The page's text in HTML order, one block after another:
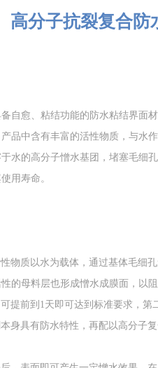
高分子抗裂复合防
自愈、粘结功能的防水粘结界面
品中含有丰富的活性物质，与水
水的高分子憎水基团，堵塞毛细
用寿命。
质以水为载体，通过基体毛细
的母料层也形成憎水成膜面，以
前到1天即可达到标准要求，第
具有防水特性，再配以高分子